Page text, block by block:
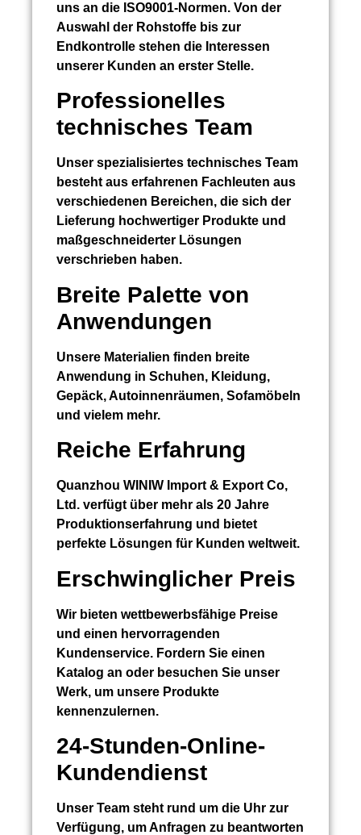
uns an die ISO9001-Normen. Von der
Auswahl der Rohstoffe bis zur
Endkontrolle stehen die Interessen
unserer Kunden an erster Stelle.
Professionelles
technisches Team
Unser spezialisiertes technisches Team
besteht aus erfahrenen Fachleuten aus
verschiedenen Bereichen, die sich der
Lieferung hochwertiger Produkte und
maßgeschneiderter Lösungen
verschrieben haben.
Breite Palette von
Anwendungen
Unsere Materialien finden breite
Anwendung in Schuhen, Kleidung,
Gepäck, Autoinnenräumen, Sofamöbeln
und vielem mehr.
Reiche Erfahrung
Quanzhou WINIW Import & Export Co,
Ltd. verfügt über mehr als 20 Jahre
Produktionserfahrung und bietet
perfekte Lösungen für Kunden weltweit.
Erschwinglicher Preis
Wir bieten wettbewerbsfähige Preise
und einen hervorragenden
Kundenservice. Fordern Sie einen
Katalog an oder besuchen Sie unser
Werk, um unsere Produkte
kennenzulernen.
24-Stunden-Online-
Kundendienst
Unser Team steht rund um die Uhr zur
Verfügung, um Anfragen zu beantworten